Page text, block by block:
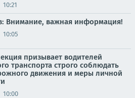
10:21
Внимание, важная информация!
10:05
призывает водителей
транспорта строго соблюдать
движения и меры личной
10:00